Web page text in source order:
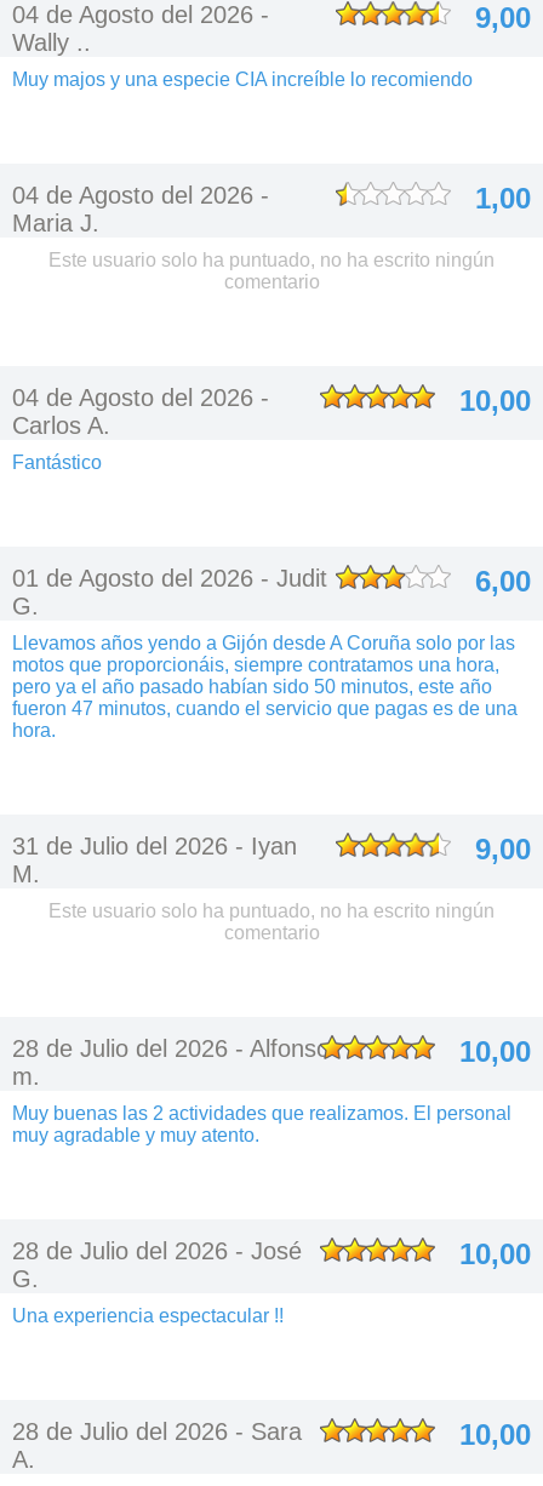
04 de Agosto del 2026 -
Wally ..
9,00
Muy majos y una especie CIA increíble lo recomiendo
04 de Agosto del 2026 -
Maria J.
1,00
Este usuario solo ha puntuado, no ha escrito ningún
comentario
04 de Agosto del 2026 -
Carlos A.
10,00
Fantástico
01 de Agosto del 2026 - Judit
G.
6,00
Llevamos años yendo a Gijón desde A Coruña solo por las
motos que proporcionáis, siempre contratamos una hora,
pero ya el año pasado habían sido 50 minutos, este año
fueron 47 minutos, cuando el servicio que pagas es de una
hora.
31 de Julio del 2026 - Iyan
M.
9,00
Este usuario solo ha puntuado, no ha escrito ningún
comentario
28 de Julio del 2026 - Alfonso
m.
10,00
Muy buenas las 2 actividades que realizamos. El personal
muy agradable y muy atento.
28 de Julio del 2026 - José
G.
10,00
Una experiencia espectacular !!
28 de Julio del 2026 - Sara
A.
10,00